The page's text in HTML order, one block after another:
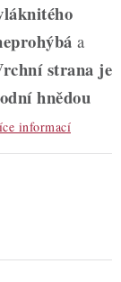
a
strana je
hnědou
informací